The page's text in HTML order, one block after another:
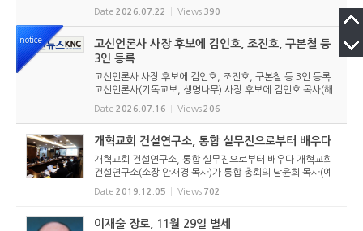
26년) 총회장 후보에 이규현 목사(인천노회) 단독으로 입후보
했다. 6월 9일 경남마산노회의 추천을 받아 입후보했던 강영
Date 2026.07.22 Views 390
notice
고신언론사 사장 후보에 김인호, 조진호, 구본철 등
3인 등록
고신언론사 사장 후보에 김인호, 조진호, 구본철 등 3인 등록
고신언론사(기독교보, 생명나무) 사장 후보에 김인호 목사(해
오름교회), 조진호 장로(소망교회), 구본철 장로(남서울교회)
가 등록했다. 당초 김희종 목사(유호교회)도 거론되었으나 최
Date 2026.07.16 Views206
개혁교회 건설연구소, 통합 실무진으로부터 배우다
개혁교회 건설연구소, 통합 실무진으로부터 배우다 개혁교회
건설연구소(소장 안재경 목사)가 통합 총회의 남윤희 목사(예
장 통합 국내선교부 총무)를 초청해 통합측 총회 개척훈련, 제
직훈련, 목회자계속훈련에 대해 듣고 배우는 시간을 가졌다.
Date 2019.12.05 Views 702
이재술 장로, 11월 29일 별세